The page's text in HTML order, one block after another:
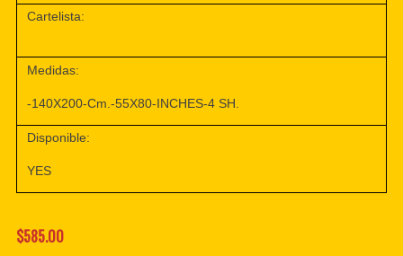
Cartelista:
Medidas:
-140X200-Cm.-55X80-INCHES-4 SH.
Disponible:
YES
$585.00